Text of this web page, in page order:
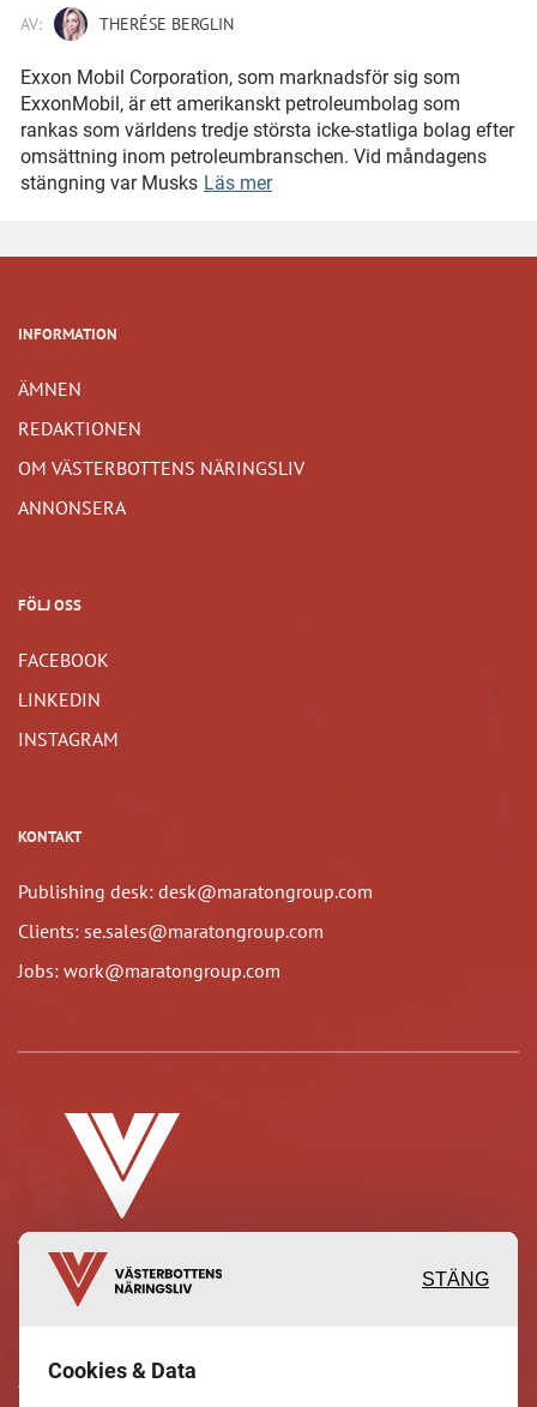
AV: THERÉSE BERGLIN
Exxon Mobil Corporation, som marknadsför sig som
ExxonMobil, är ett amerikanskt petroleumbolag som
rankas som världens tredje största icke-statliga bolag efter
omsättning inom petroleumbranschen. Vid måndagens
stängning var Musks Läs mer
INFORMATION
ÄMNEN
REDAKTIONEN
OM VÄSTERBOTTENS NÄRINGSLIV
ANNONSERA
FÖLJ OSS
FACEBOOK
LINKEDIN
INSTAGRAM
KONTAKT
Publishing desk: desk@maratongroup.com
Clients: se.sales@maratongroup.com
Jobs: work@maratongroup.com
värdefulla berättelser och
STÄNG
Cookies & Data